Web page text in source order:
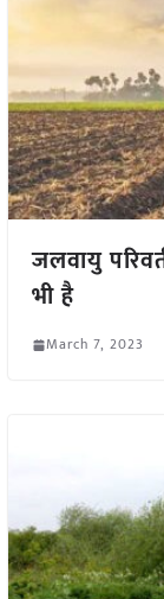
जलवायु
भी है
March 7, 2023